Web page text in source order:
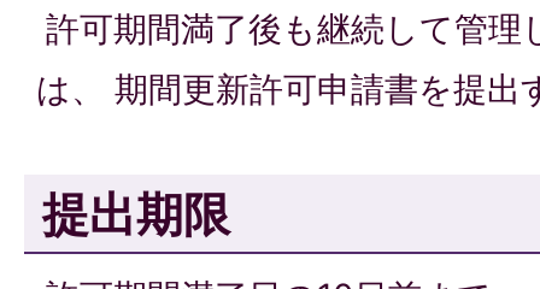
許可期間満了後も継続して管
は、 期間更新許可申請書を提
提出期限